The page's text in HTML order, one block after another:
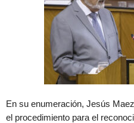
En su enumeración, Jesús
el procedimiento para el